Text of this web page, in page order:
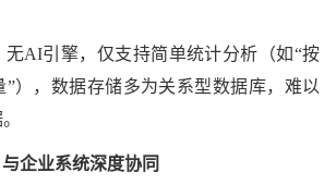
无AI引擎，仅支持简单统计分析（如“按
”），数据存储多为关系型数据库，难以
企业系统深度协同